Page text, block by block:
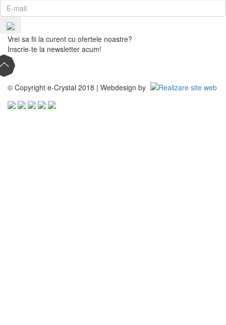
Vrei sa fii la curent cu ofertele noastre?
Inscrie-te la newsletter acum!
© Copyright e-Crystal 2018 | Webdesign by